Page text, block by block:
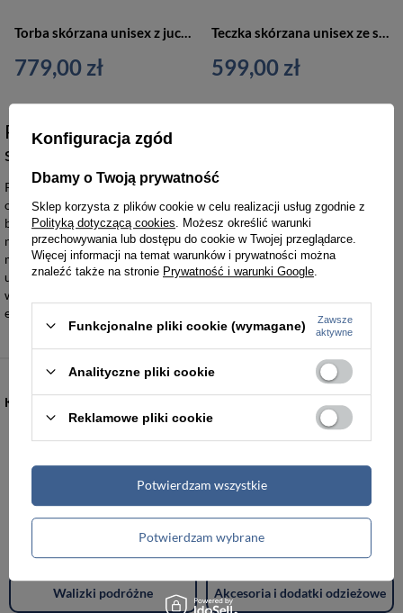
779,00 zł 599,00 zł
Polskie teczki męskie ze skóry juchtowej jako
symbol trwałości i prestiżu
Polskie teczki męskie ze skóry juchtowej stanowią szczytowe
osiągnięcie w dziedzinie kaletnictwa, łącząc surową estetykę z
bezkompromisową wytrzymałością grubego bamu. Wykorzystanie
naturalnego juchtu gwarantuje odporność na uszkodzenia
mechaniczne oraz sprawia, że każda aktówka z czasem nabiera
unikalnej patyny. Produkty te dedykowane są użytkownikom
wymagającym najwyższej jakości użytkowej w codziennej
eksploatacji biurowej i terenowej.
KATEGORIE
Torebki damskie Torby damskie
Torby męskie Teczki męskie
Walizki podróżne Akcesoria i dodatki odzieżowe
Konfiguracja zgód
Dbamy o Twoją prywatność
Sklep korzysta z plików cookie w celu realizacji usług zgodnie z
Polityką dotyczącą cookies . Możesz określić warunki
przechowywania lub dostępu do cookie w Twojej przeglądarce.
Więcej informacji na temat warunków i prywatności można
znaleźć także na stronie Prywatność i warunki Google
Funkcjonalne pliki cookie (wymagane)
Zawsze
aktywne
Analityczne pliki cookie
Reklamowe pliki cookie
Potwierdzam wybrane
Potwierdzam wszystkie